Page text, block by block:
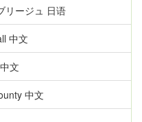
リージュ 日语
中文
文
中文